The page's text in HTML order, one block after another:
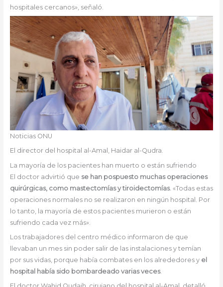
hospitales cercanos», señaló.
Noticias ONU
El director del hospital al-Amal, Haidar al-Qudra.
La mayoría de los pacientes han muerto o están sufriendo
El doctor advirtió que se han pospuesto muchas operaciones
quirúrgicas, como mastectomías y tiroidectomías. «Todas estas
operaciones normales no se realizaron en ningún hospital. Por
lo tanto, la mayoría de estos pacientes murieron o están
sufriendo cada vez más».
Los trabajadores del centro médico informaron de que
llevaban un mes sin poder salir de las instalaciones y temían
por sus vidas, porque había combates en los alrededores y el
hospital había sido bombardeado varias veces.